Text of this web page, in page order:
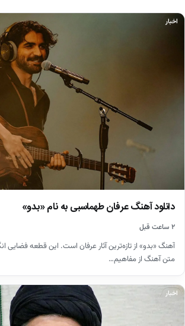
اخبار
دانلود آهنگ عرفان طهماسبی به نام «بدو»
۲ ساعت قبل
آهنگ «بدو» از تازه‌ترین آثار عرفان است. این قطعه فضایی
متن آهنگ از مفاهیم…
اخبار